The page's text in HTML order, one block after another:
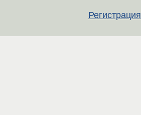
Регистрация